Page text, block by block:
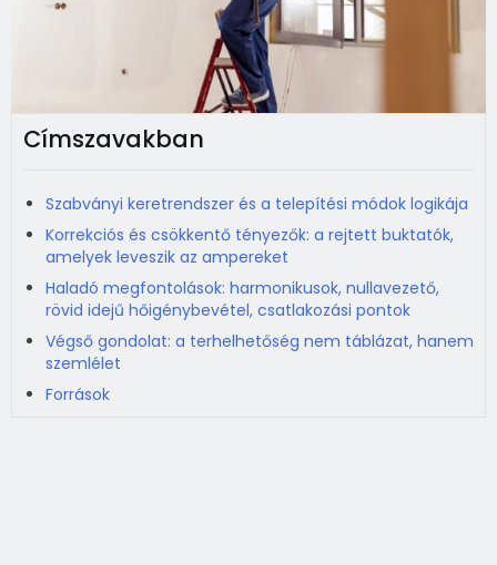
Címszavakban
Szabványi keretrendszer és a telepítési módok logikája
Korrekciós és csökkentő tényezők: a rejtett buktatók,
amelyek leveszik az ampereket
Haladó megfontolások: harmonikusok, nullavezető,
rövid idejű hőigénybevétel, csatlakozási pontok
Végső gondolat: a terhelhetőség nem táblázat, hanem
szemlélet
Források